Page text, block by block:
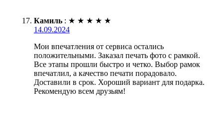
Камиль : ★ ★ ★ ★ ★
14.09.2024
Мои впечатления от сервиса остались
положительными. Заказал печать фото с рамкой.
Все этапы прошли быстро и четко. Выбор рамок
впечатлил, а качество печати порадовало.
Доставили в срок. Хороший вариант для подарка.
Рекомендую всем друзьям!